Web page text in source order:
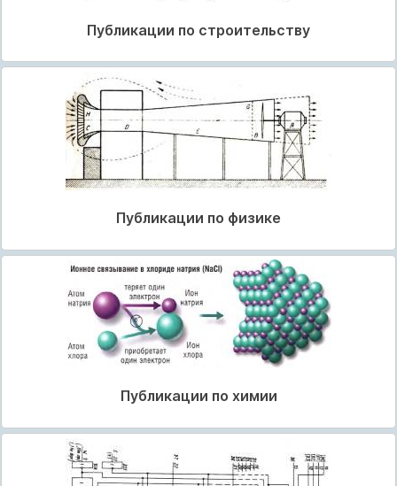
Публикации по строительству
Публикации по физике
Публикации по химии